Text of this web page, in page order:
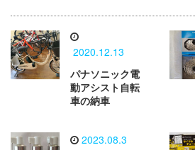
2020.12.13
パナソニック電
動アシスト自転
車の納車
2023.08.3